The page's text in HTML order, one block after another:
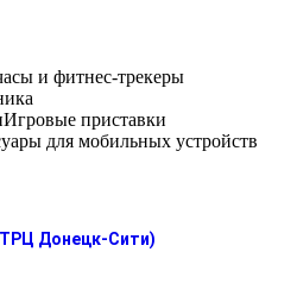
и фитнес-трекеры
Игровые приставки
для мобильных устройств
Донецк-Сити)